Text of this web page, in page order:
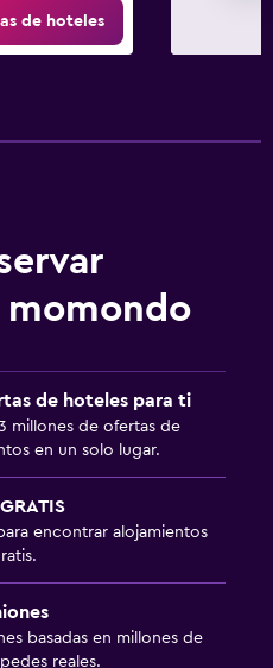
de hoteles
momondo
de hoteles para ti
millones de ofertas de
en un solo lugar.
encontrar alojamientos
basadas en millones de
reales.